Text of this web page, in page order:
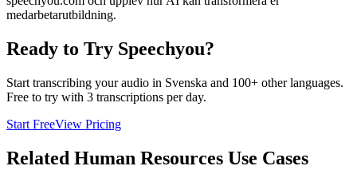
medarbetarutbildning.
Ready to Try Speechyou?
Start transcribing your audio in Svenska and 100+ other languages.
Free to try with 3 transcriptions per day.
Start FreeView Pricing
Related Human Resources Use Cases